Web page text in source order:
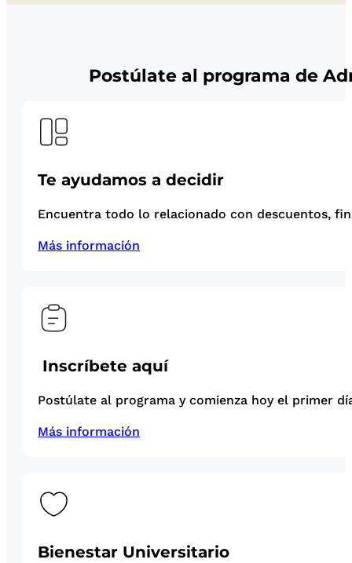
Postúlate al programa de
Te ayudamos a decidir
Encuentra todo lo relacionado con descuentos,
Más información
Inscríbete aquí
Postúlate al programa y comienza hoy el primer
Más información
Bienestar Universitario